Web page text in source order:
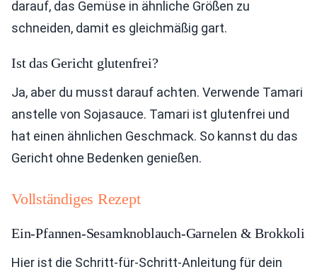
darauf, das Gemüse in ähnliche Größen zu
schneiden, damit es gleichmäßig gart.
Ist das Gericht glutenfrei?
Ja, aber du musst darauf achten. Verwende Tamari
anstelle von Sojasauce. Tamari ist glutenfrei und
hat einen ähnlichen Geschmack. So kannst du das
Gericht ohne Bedenken genießen.
Vollständiges Rezept
Ein-Pfannen-Sesamknoblauch-Garnelen & Brokkoli
Hier ist die Schritt-für-Schritt-Anleitung für dein